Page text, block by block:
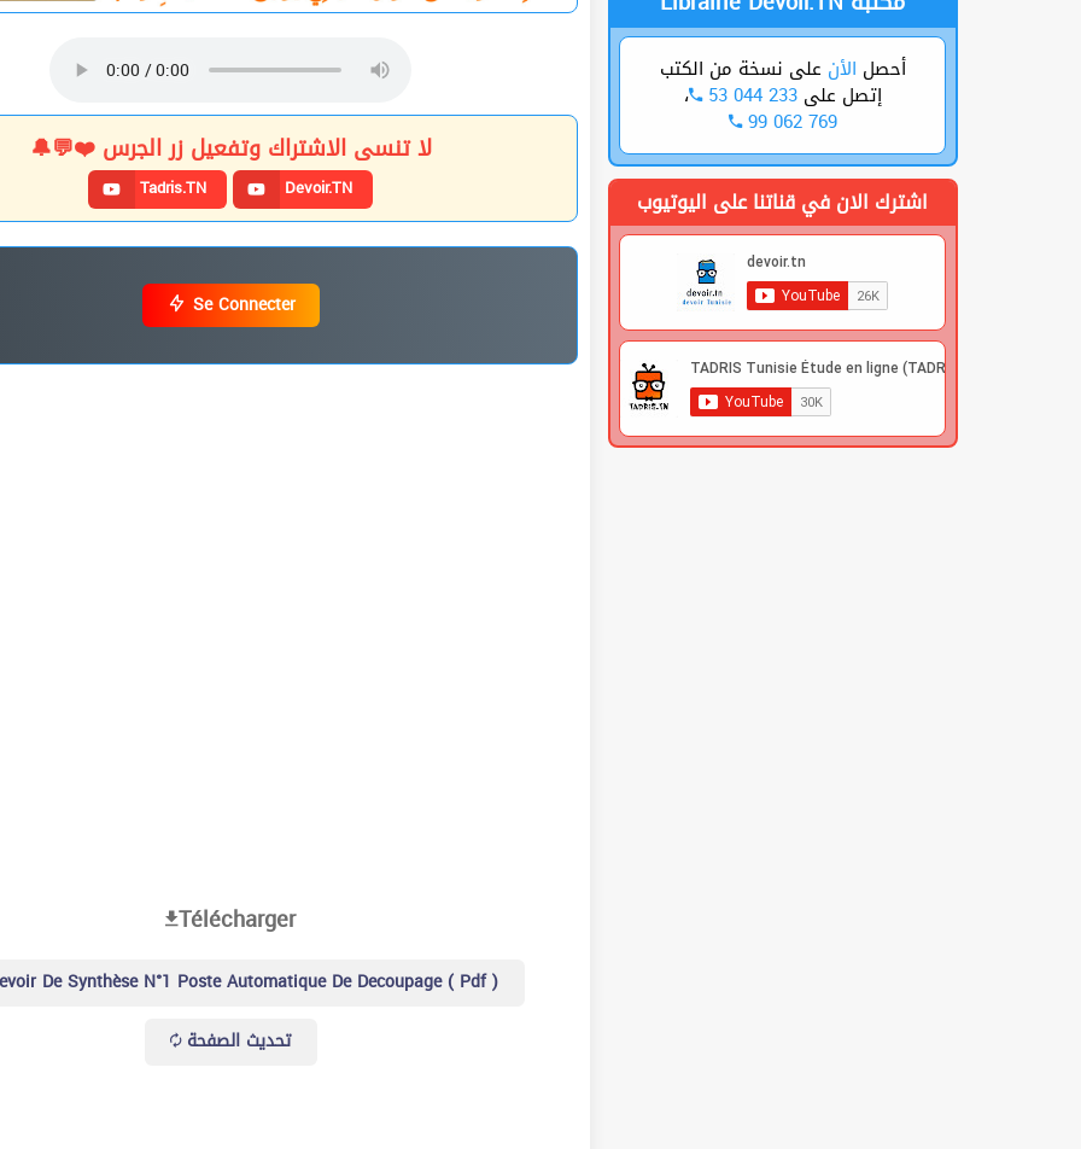
لا تنسى الاشتراك وتفعيل زر الجرس ❤️💬🔔
Tadris.TN Devoir.TN
Se Connecter
Télécharger
De Synthèse N°1 Poste Automatique De Decoupage ( Pdf )
تحديث الصفحة
أحصل الأن على نسخة من الكتب
إتصل على53 044 233 ،
99 062 769
اشترك الان في قناتنا على اليوتيوب